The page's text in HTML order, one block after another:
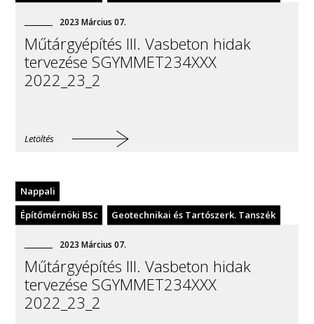
2023 Március 07.
Műtárgyépítés III. Vasbeton hidak
tervezése SGYMMET234XXX
2022_23_2
Letöltés
Építőmérnöki BSc Geotechnikai és Tartószerk. Tanszék
Nappali
2023 Március 07.
Műtárgyépítés III. Vasbeton hidak
tervezése SGYMMET234XXX
2022_23_2